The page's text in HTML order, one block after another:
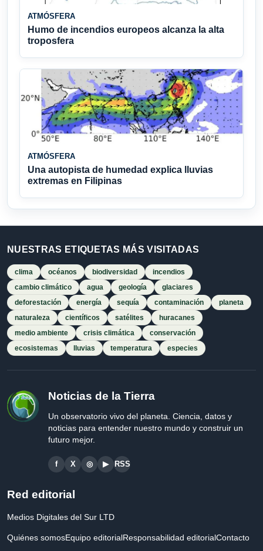
ATMÓSFERA
Humo de incendios europeos alcanza la alta
troposfera
ATMÓSFERA
Una autopista de humedad explica lluvias
extremas en Filipinas
NUESTRAS ETIQUETAS MÁS VISITADAS
clima océanos biodiversidad
incendios
cambio climático
agua geología
glaciares
deforestación
energía sequía contaminación
planeta
naturaleza
científicos satélites
huracanes
medio ambiente
crisis climática
conservación
ecosistemas
lluvias temperatura especies
Noticias de la Tierra
Un observatorio vivo del planeta. Ciencia, datos y
noticias para entender nuestro mundo y construir un
futuro mejor.
f X ◎ ▶ RSS
Red editorial
Medios Digitales del Sur LTD
Quiénes somosEquipo editorialResponsabilidad editorialContacto